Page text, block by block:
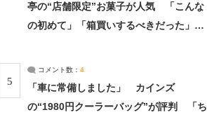
亭の“店舗限定”お菓子が人気 「こんな
の初めて」「箱買いするべきだった」
5
コメント数： 4
「車に常備しました」 カインズ
の“1980円クーラーバッグ”が評判 「ち